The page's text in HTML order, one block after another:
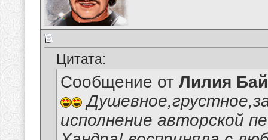
Цитата:
Сообщение от Лилия
исполнение авторской